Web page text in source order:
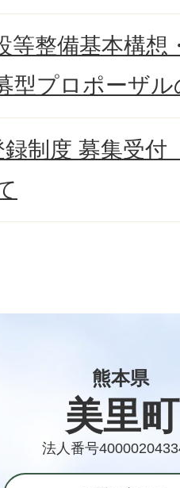
等整備基本構想
型プロポーザ
制度 募集受付
熊本県
美里町
法人番号